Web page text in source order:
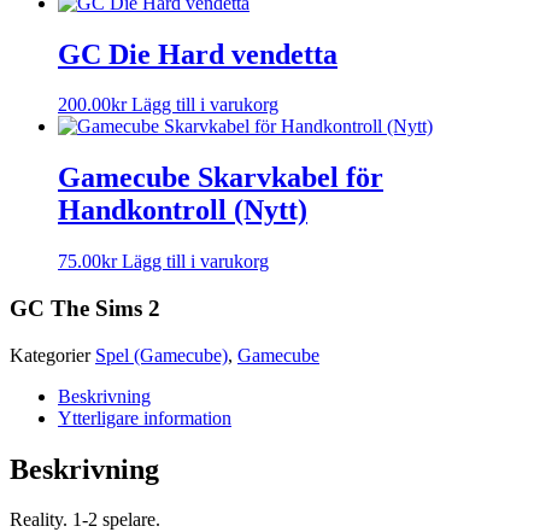
GC Die Hard vendetta
200.00kr Lägg till i varukorg
Gamecube Skarvkabel för
Handkontroll (Nytt)
75.00kr Lägg till i varukorg
GC The Sims 2
Kategorier Spel (Gamecube), Gamecube
Beskrivning
Ytterligare information
Beskrivning
Reality. 1-2 spelare.